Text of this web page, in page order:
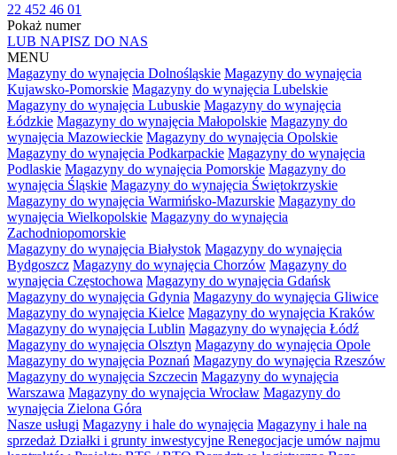
22 452 46 01
Pokaż numer
LUB NAPISZ DO NAS
MENU
Magazyny do wynajęcia Dolnośląskie Magazyny do wynajęcia
Kujawsko-Pomorskie Magazyny do wynajęcia Lubelskie
Magazyny do wynajęcia Lubuskie Magazyny do wynajęcia
Łódzkie Magazyny do wynajęcia Małopolskie Magazyny do
wynajęcia Mazowieckie Magazyny do wynajęcia Opolskie
Magazyny do wynajęcia Podkarpackie Magazyny do wynajęcia
Podlaskie Magazyny do wynajęcia Pomorskie Magazyny do
wynajęcia Śląskie Magazyny do wynajęcia Świętokrzyskie
Magazyny do wynajęcia Warmińsko-Mazurskie Magazyny do
wynajęcia Wielkopolskie Magazyny do wynajęcia
Zachodniopomorskie
Magazyny do wynajęcia Białystok Magazyny do wynajęcia
Bydgoszcz Magazyny do wynajęcia Chorzów Magazyny do
wynajęcia Częstochowa Magazyny do wynajęcia Gdańsk
Magazyny do wynajęcia Gdynia Magazyny do wynajęcia Gliwice
Magazyny do wynajęcia Kielce Magazyny do wynajęcia Kraków
Magazyny do wynajęcia Lublin Magazyny do wynajęcia Łódź
Magazyny do wynajęcia Olsztyn Magazyny do wynajęcia Opole
Magazyny do wynajęcia Poznań Magazyny do wynajęcia Rzeszów
Magazyny do wynajęcia Szczecin Magazyny do wynajęcia
Warszawa Magazyny do wynajęcia Wrocław Magazyny do
wynajęcia Zielona Góra
Nasze usługi Magazyny i hale do wynajęcia Magazyny i hale na
sprzedaż Działki i grunty inwestycyjne Renegocjacje umów najmu